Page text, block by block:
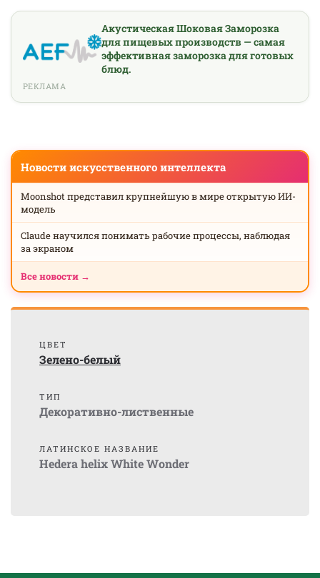
Акустическая Шоковая Заморозка
для пищевых производств — самая
эффективная заморозка для готовых
блюд.
РЕКЛАМА
Новости искусственного интеллекта
Moonshot представил крупнейшую в мире открытую ИИ-
модель
Claude научился понимать рабочие процессы, наблюдая
за экраном
Все новости →
ЦВЕТ
Зелено-белый
ТИП
Декоративно-лиственные
ЛАТИНСКОЕ НАЗВАНИЕ
Hedera helix White Wonder